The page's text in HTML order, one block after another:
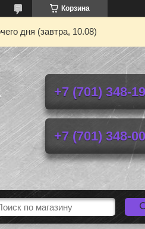
Корзина
дня (завтра, 10.08)
+7 (701) 348-
+7 (701) 348-